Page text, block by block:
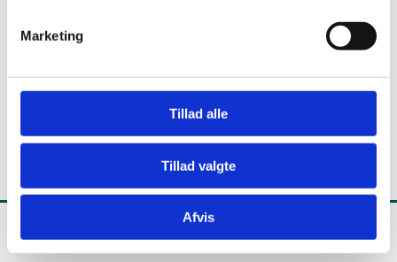
Marketing
Tillad alle
Tillad valgte
Afvis
Børne- og Undervisningsministeriet
(Du kan ikke sende sms til pressetelefonen)